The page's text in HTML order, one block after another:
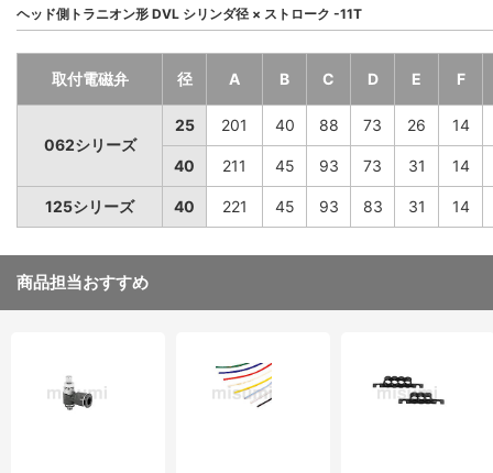
ヘッド側トラニオン形 DVL シリンダ径 × ストローク -11T
取付電磁弁 径 A B C D E F
062シリーズ
25 201 40 88 73 26 14
40 211 45 93 73 31 14
125シリーズ 40 221 45 93 83 31 14
商品担当おすすめ